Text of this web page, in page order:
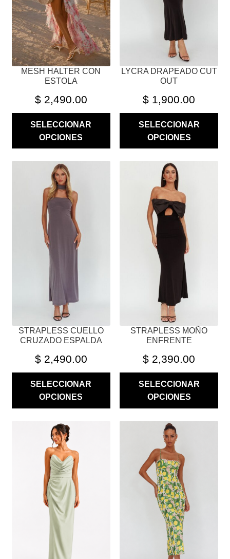
MESH HALTER CON
ESTOLA
$2,490.00
SELECCIONAR
OPCIONES
PUEDEN
ELEGIR
EN
LA
PÁGINA
DE
LYCRA DRAPEADO CUT
OUT
$ 1,900.00
SELECCIONAR
OPCIONES
DE
STRAPLESS CUELLO
CRUZADO ESPALDA
$2,490.00
SELECCIONAR
OPCIONES
PRODUCTO
MÚLTIPLES
VARIANTES.
OPCIONES
DE
STRAPLESS MOÑO
ENFRENTE
$ 2,390.00
SELECCIONAR
OPCIONES
PRODUCTO
MÚLTIPLES
VARIANTES.
OPCIONES
PRODUCTO
MÚLTIPLES
VARIANTES.
OPCIONES
PRODUCTO
MÚLTIPLES
VARIANTES.
OPCIONES